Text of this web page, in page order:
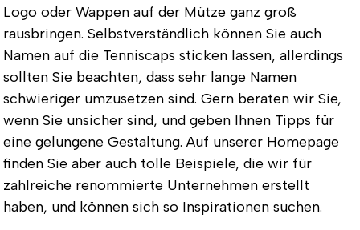
Logo oder Wappen auf der Mütze ganz groß
rausbringen. Selbstverständlich können Sie auch
Namen auf die Tenniscaps sticken lassen, allerdings
sollten Sie beachten, dass sehr lange Namen
schwieriger umzusetzen sind. Gern beraten wir Sie,
wenn Sie unsicher sind, und geben Ihnen Tipps für
eine gelungene Gestaltung. Auf unserer Homepage
finden Sie aber auch tolle Beispiele, die wir für
zahlreiche renommierte Unternehmen erstellt
haben, und können sich so Inspirationen suchen.